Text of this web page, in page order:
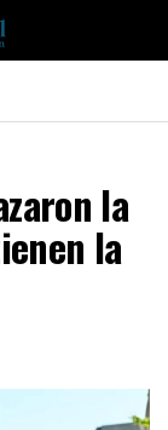
la
la